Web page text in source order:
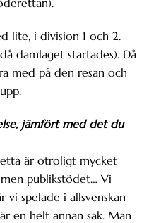
lite, i division 1 och 2.
damlaget startades). Då
med på den resan och
jämfört med det du
är otroligt mycket
publikstödet… Vi
vi spelade i allsvenskan
en helt annan sak. Man